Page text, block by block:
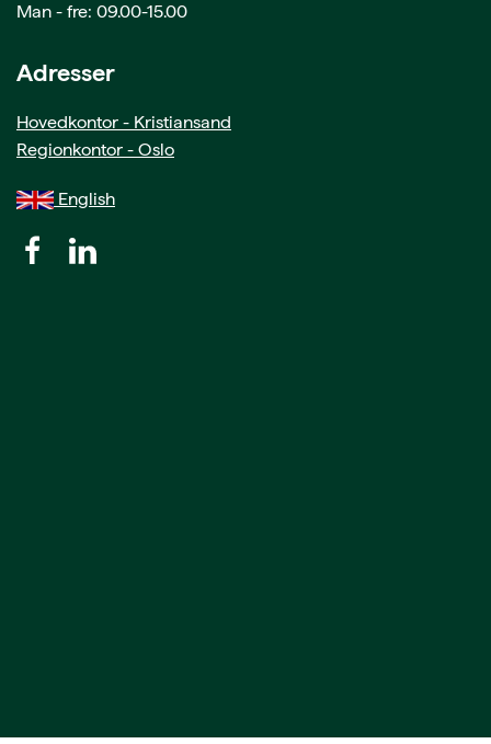
Man - fre: 09.00-15.00
Adresser
Hovedkontor - Kristiansand
Regionkontor - Oslo
English